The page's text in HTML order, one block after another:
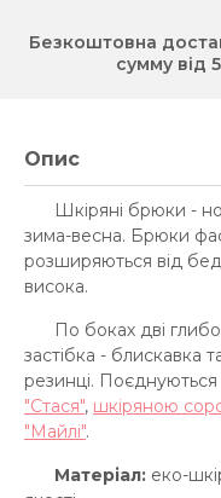
Безкоштовна
сумму від
Опис
Шкіряні брюки -
зима-весна. Брюки
розширяються від
висока.
По боках дві
застібка - блискавка
резинці. Поєднуються
"Стася", шкіряною
"Майлі".
Матеріал: еко-